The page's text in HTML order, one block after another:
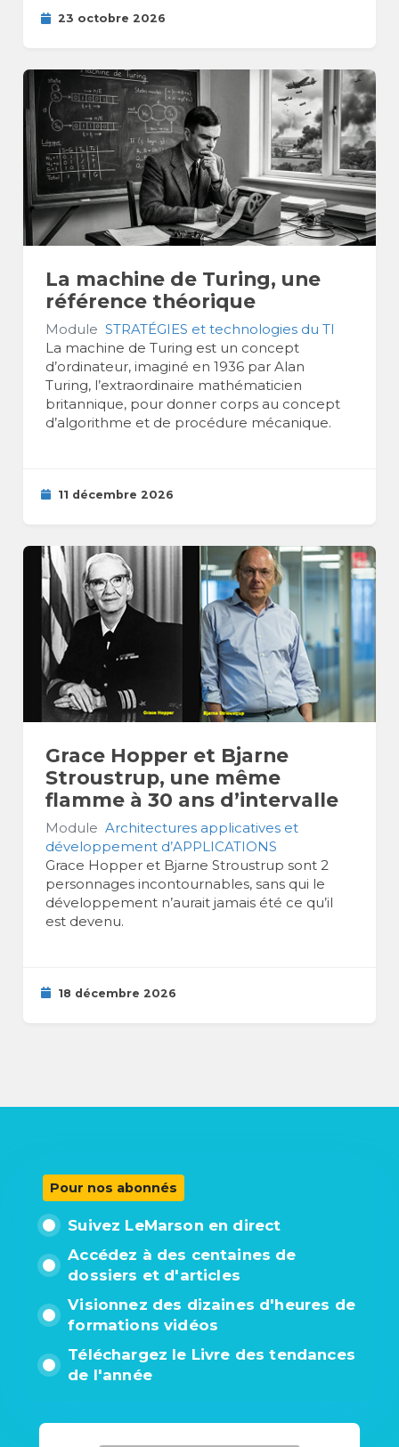
23 octobre 2026
La machine de Turing, une
référence théorique
Module STRATÉGIES et technologies du TI
La machine de Turing est un concept
d’ordinateur, imaginé en 1936 par Alan
Turing, l’extraordinaire mathématicien
britannique, pour donner corps au concept
d’algorithme et de procédure mécanique.
11 décembre 2026
Grace Hopper et Bjarne
Stroustrup, une même
flamme à 30 ans d’intervalle
Module Architectures applicatives et
développement d’APPLICATIONS
Grace Hopper et Bjarne Stroustrup sont 2
personnages incontournables, sans qui le
développement n’aurait jamais été ce qu’il
est devenu.
18 décembre 2026
Pour nos abonnés
Suivez LeMarson en direct
Accédez à des centaines de
dossiers et d'articles
Visionnez des dizaines d'heures de
formations vidéos
Téléchargez le Livre des tendances
de l'année